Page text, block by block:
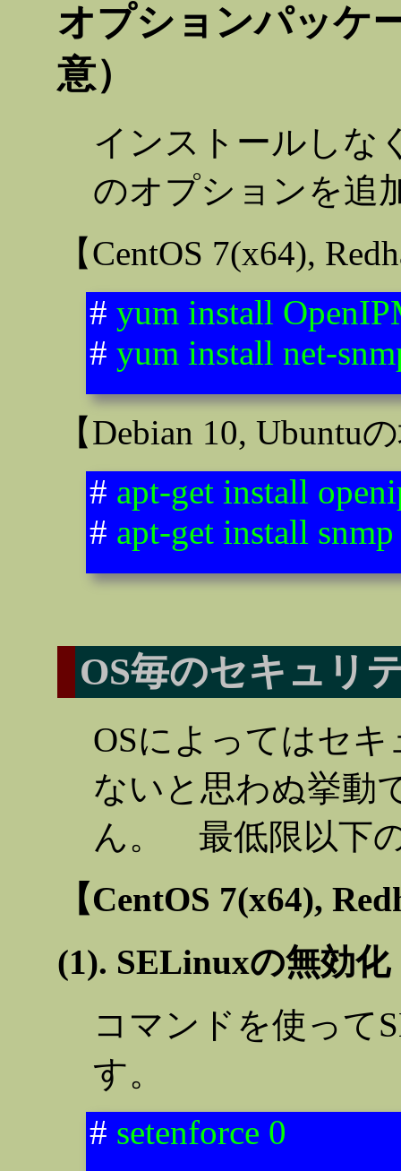
オプションパッケ
意）
インストールしな
のオプションを追
【CentOS 7(x64),
# yum install
# yum install net-
【Debian 10, Ubuntu
# apt-get install
# apt-get install
OS毎のセキュリ
OSによってはセ
ないと思わぬ挙動
ん。 最低限以下
【CentOS 7(x64),
(1). SELinuxの無効化
コマンドを使って
す。
# setenforce 0